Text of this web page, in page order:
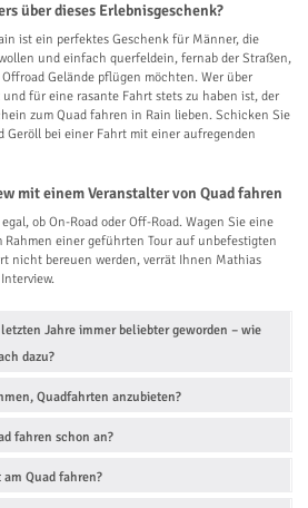
über dieses Erlebnisgeschenk?
ist ein perfektes Geschenk für Männer, die
und einfach querfeldein, fernab der Straßen,
Gelände pflügen möchten. Wer über
für eine rasante Fahrt stets zu haben ist, der
zum Quad fahren in Rain lieben. Schicken Sie
bei einer Fahrt mit einer aufregenden
mit einem Veranstalter von Quad fahren
ob On-Road oder Off-Road. Wagen Sie eine
Rahmen einer geführten Tour auf unbefestigten
nicht bereuen werden, verrät Ihnen Mathias
Jahre immer beliebter geworden – wie
dazu?
Quadfahrten anzubieten?
fahren schon an?
am Quad fahren?